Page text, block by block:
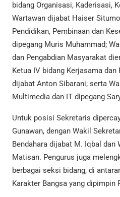
bidang Organisasi, Kaderisasi,
Wartawan dijabat Haiser
Pendidikan, Pembinaan dan
dipegang Muris Muhammad;
dan Pengabdian Masyarakat
Ketua IV bidang Kerjasama dan
dijabat Anton Sibarani; serta
Multimedia dan IT dipegang
Untuk posisi Sekretaris
Gunawan, dengan Wakil
Bendahara dijabat M. Iqbal dan
Matisan. Pengurus juga
berbagai seksi bidang, di
Karakter Bangsa yang dipimpin